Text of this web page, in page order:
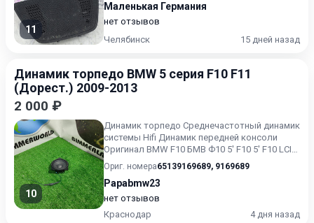
11
Маленькая Германия
нет отзывов
Челябинск
15 дней назад
Динамик торпедо BMW 5 серия F10 F11
(Дорест.) 2009-2013
2 000 ₽
10
Динамик торпедо Среднечастотный динамик
системы Hifi Динамик передней консоли
Оригинал BMW F10 БМВ Ф10 5' F10 5' F10 LCI
5' F11 5' F11 LCI 5...
Ориг. номера65139169689, 9169689
Papabmw23
нет отзывов
Краснодар
4 дня назад